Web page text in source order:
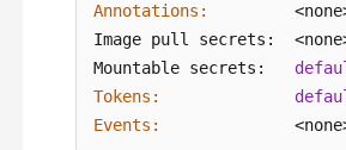
Annotations:
Image pull secrets:
Mountable secrets:
Tokens:
Events: